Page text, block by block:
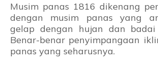
Musim panas 1816 dikenang
dengan musim panas yang
gelap dengan hujan dan
Benar-benar penyimpangaan
panas yang seharusnya.